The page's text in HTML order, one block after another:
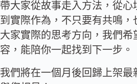
帶大家從故事走入方法，從心
到實際作為，不只要有共鳴，
大家實際的思考方向，我們希
容，能陪你一起找到下一步。
我們將在一個月後回歸上架最